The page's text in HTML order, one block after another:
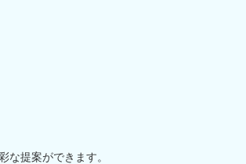
な提案ができます。